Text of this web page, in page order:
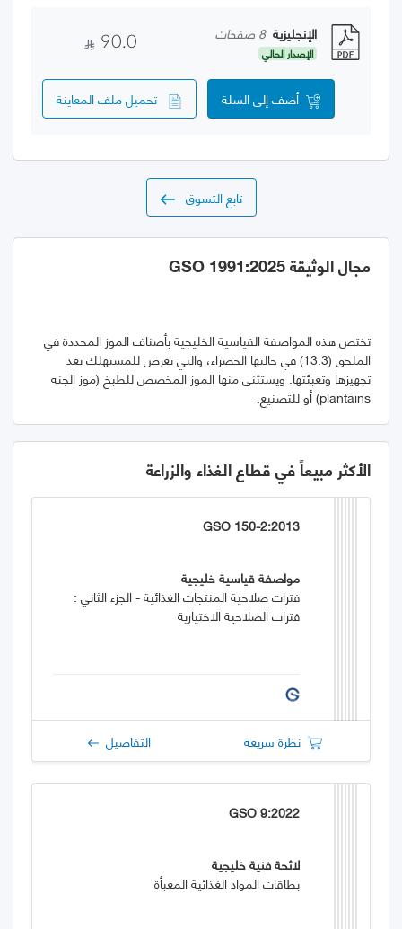
الإنجليزية 8 صفحات
الإصدار الحالي
90.0
أضف إلى السلة تحميل ملف المعاينة
تابع التسوق
مجال الوثيقة GSO 1991:2025
تختص هذه المواصفة القياسية الخليجية بأصناف الموز المحددة في
الملحق (13.3) في حالتها الخضراء، والتي تعرض للمستهلك بعد
تجهيزها وتعبئتها. ويستثنى منها الموز المخصص للطبخ (موز الجنة
plantains) أو للتصنيع.
الأكثر مبيعاً في قطاع الغذاء والزراعة
GSO 150-2:2013
مواصفة قياسية خليجية
فترات صلاحية المنتجات الغذائية - الجزء الثاني :
فترات الصلاحية الاختيارية
نظرة سريعة التفاصيل
GSO 9:2022
لائحة فنية خليجية
بطاقات المواد الغذائية المعبأة